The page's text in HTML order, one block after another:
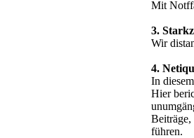
Mit
3.
Wir
4.
In
Hier
Beiträge,
führen.